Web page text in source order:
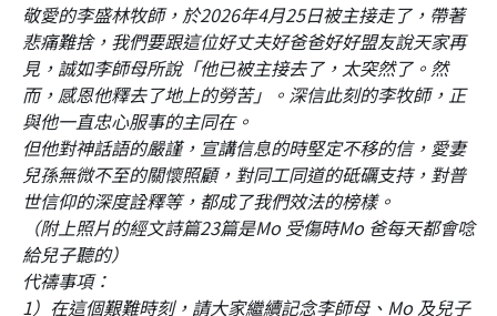
敬愛的李盛林牧師，於2026年4月25日被主接走了，帶著
悲痛難捨，我們要跟這位好丈夫好爸爸好好盟友說天家再
見，誠如李師母所說「他已被主接去了，太突然了。然
而，感恩他釋去了地上的勞苦」。深信此刻的李牧師，正
與他一直忠心服事的主同在。
但他對神話語的嚴謹，宣講信息的時堅定不移的信，愛妻
兒孫無微不至的關懷照顧，對同工同道的砥礪支持，對普
世信仰的深度詮釋等，都成了我們效法的榜樣。
（附上照片的經文詩篇23篇是Mo 受傷時Mo 爸每天都會唸
給兒子聽的）
代禱事項：
1）在這個艱難時刻，請大家繼續記念李師母、Mo 及兒子